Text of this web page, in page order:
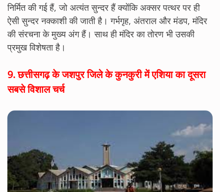
निर्मित की गई हैं, जो अत्यंत सुन्दर हैं क्योंकि अक्सर पत्थर पर ही
ऐसी सुन्दर नक्काशी की जाती है। गर्भगृह, अंतराल और मंडप, मंदिर
की संरचना के मुख्य अंग हैं। साथ ही मंदिर का तोरण भी उसकी
प्रमुख विशेषता है।
9.छत्तीसगढ़ के जशपुर जिले के कुनकुरी में एशिया का दूसरा
सबसे विशाल चर्च